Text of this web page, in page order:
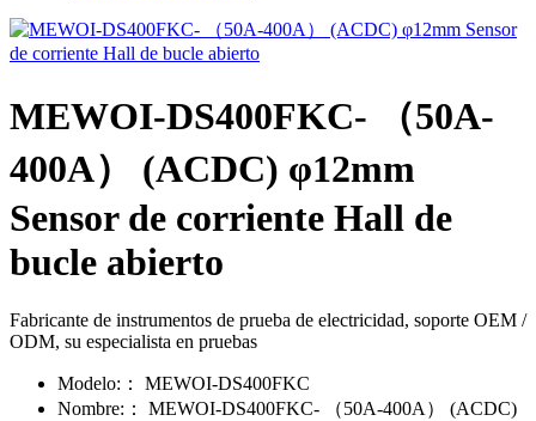
MEWOI-DS400FKC- （50A-
400A） (ACDC) φ12mm
Sensor de corriente Hall de
bucle abierto
Fabricante de instrumentos de prueba de electricidad, soporte OEM /
ODM, su especialista en pruebas
Modelo:：
MEWOI-DS400FKC
Nombre:：
MEWOI-DS400FKC- （50A-400A） (ACDC)